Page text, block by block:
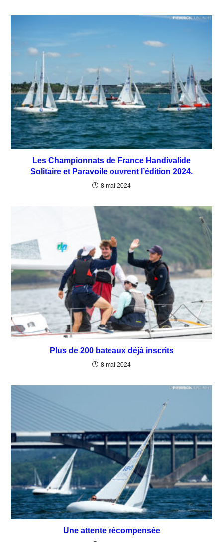
Les Championnats de France Handivalide
Solitaire et Paravoile ouvrent l’édition 2024.
8 mai 2024
Plus de 200 bateaux déjà inscrits
8 mai 2024
Une attente récompensée